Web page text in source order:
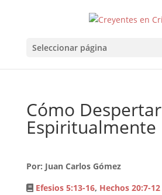
Seleccionar página
Cómo Despertar
Espiritualmente
Por: Juan Carlos Gómez
Efesios 5:13-16, Hechos 20:7-12